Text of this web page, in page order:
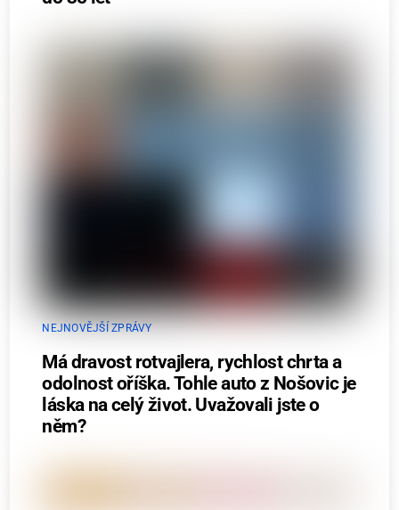
NEJNOVĚJŠÍ ZPRÁVY
Má dravost rotvajlera, rychlost chrta a
odolnost oříška. Tohle auto z Nošovic je
láska na celý život. Uvažovali jste o
něm?